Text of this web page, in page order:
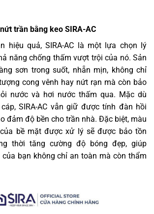
trần bằng keo SIRA-AC
hiệu quả, SIRA-AC là một lựa chọn lý
năng chống thấm vượt trội của nó. Sản
sơn trong suốt, nhẵn mịn, không chỉ
cong vênh hay nứt rạn mà còn bảo
nước và hơi nước thấm qua. Mặc dù
SIRA-AC vẫn giữ được tính đàn hồi
đảm độ bền cho trần nhà. Đặc biệt, màu
bề mặt được xử lý sẽ được bảo tồn
thời tăng cường độ bóng đẹp, giúp
bạn không chỉ an toàn mà còn thẩm